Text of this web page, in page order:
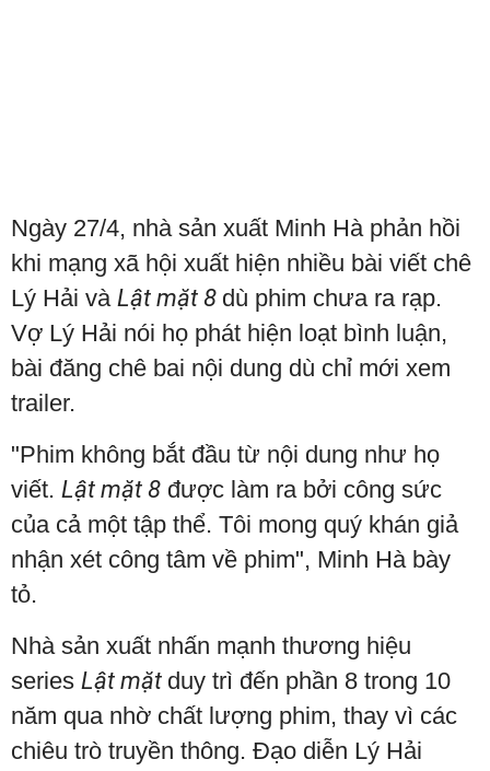
Ngày 27/4, nhà sản xuất Minh Hà phản hồi
khi mạng xã hội xuất hiện nhiều bài viết chê
Lý Hải và Lật mặt 8 dù phim chưa ra rạp.
Vợ Lý Hải nói họ phát hiện loạt bình luận,
bài đăng chê bai nội dung dù chỉ mới xem
trailer.
"Phim không bắt đầu từ nội dung như họ
viết. Lật mặt 8 được làm ra bởi công sức
của cả một tập thể. Tôi mong quý khán giả
nhận xét công tâm về phim", Minh Hà bày
tỏ.
Nhà sản xuất nhấn mạnh thương hiệu
series Lật mặt duy trì đến phần 8 trong 10
năm qua nhờ chất lượng phim, thay vì các
chiêu trò truyền thông. Đạo diễn Lý Hải